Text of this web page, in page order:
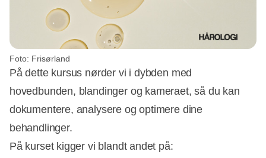
Foto: Frisørland
På dette kursus nørder vi i dybden med
hovedbunden, blandinger og kameraet, så du kan
dokumentere, analysere og optimere dine
behandlinger.
På kurset kigger vi blandt andet på: